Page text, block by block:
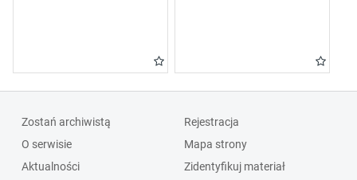
Zostań archiwistą
O serwisie
Aktualności
Rejestracja
Mapa strony
Zidentyfikuj materiał